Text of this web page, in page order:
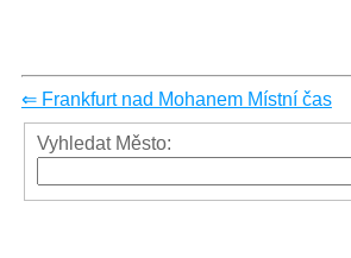
⇐ Frankfurt nad Mohanem Místní čas
Vyhledat Město: